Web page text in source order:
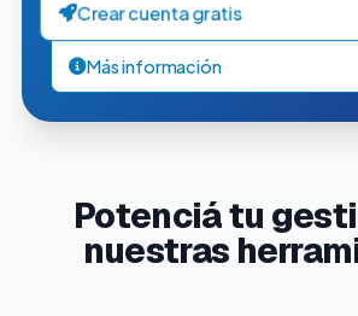
Crear cuenta gratis
Más información
Potenciá tu
nuestras